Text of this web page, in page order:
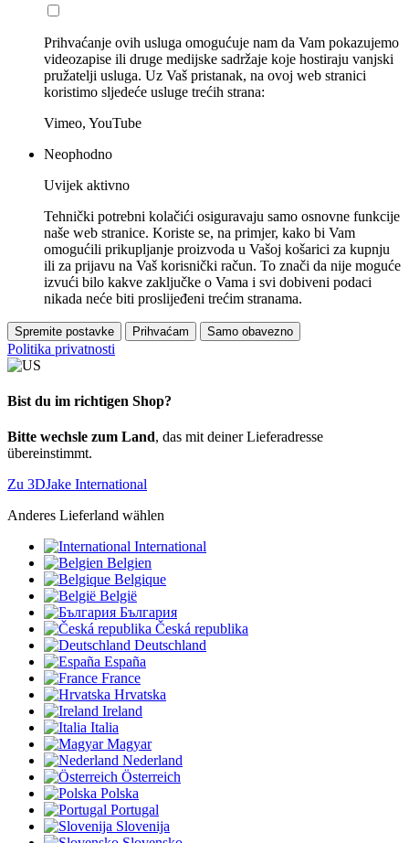
Prihvaćanje ovih usluga omogućuje nam da Vam pokazujemo
videozapise ili druge medijske sadržaje koje hostiraju vanjski
pružatelji usluga. Uz Vaš pristanak, na ovoj web stranici
koristimo sljedeće usluge trećih strana:
Vimeo, YouTube
Neophodno
Uvijek aktivno
Tehnički potrebni kolačići osiguravaju samo osnovne funkcije
naše web stranice. Koriste se, na primjer, kako bi Vam
omogućili prikupljanje proizvoda u Vašoj košarici za kupnju
ili za prijavu na Vaš korisnički račun. To znači da nije moguće
izvući bilo kakve zaključke o Vama i svi dobiveni podaci
nikada neće biti proslijeđeni trećim stranama.
Spremite postavke Prihvaćam Samo obavezno
Politika privatnosti
Bist du im richtigen Shop?
Bitte wechsle zum Land, das mit deiner Lieferadresse
übereinstimmt.
Zu 3DJake International
Anderes Lieferland wählen
International
Belgien
Belgique
België
България
Česká republika
Deutschland
España
France
Hrvatska
Ireland
Italia
Magyar
Nederland
Österreich
Polska
Portugal
Slovenija